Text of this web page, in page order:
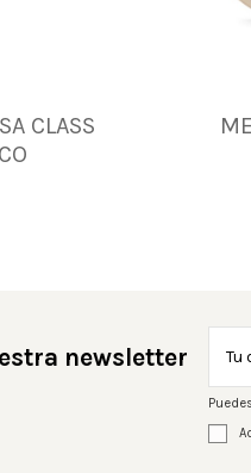
CLASS
newsletter